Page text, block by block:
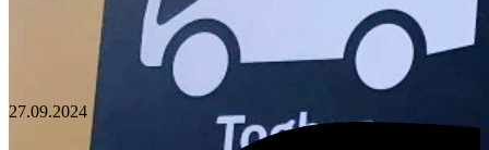
27.09.2024